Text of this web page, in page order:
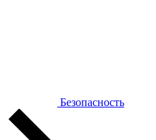
Безопасность